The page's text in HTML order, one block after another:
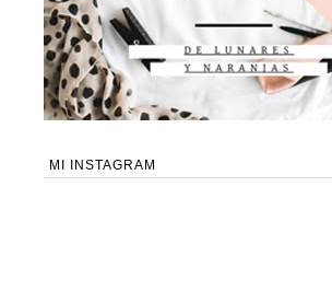
MI INSTAGRAM